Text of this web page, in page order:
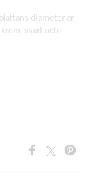
diameter är
svart och